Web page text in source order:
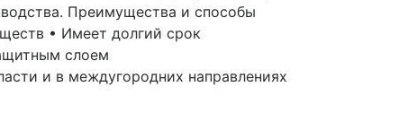
Преимущества и способы
• Имеет долгий срок
слоем
и в междугородних направлениях